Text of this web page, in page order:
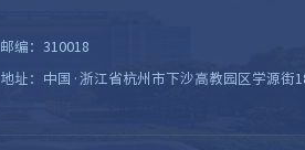
邮编：310018
地址：中国·浙江省杭州市下沙高教园区学源街